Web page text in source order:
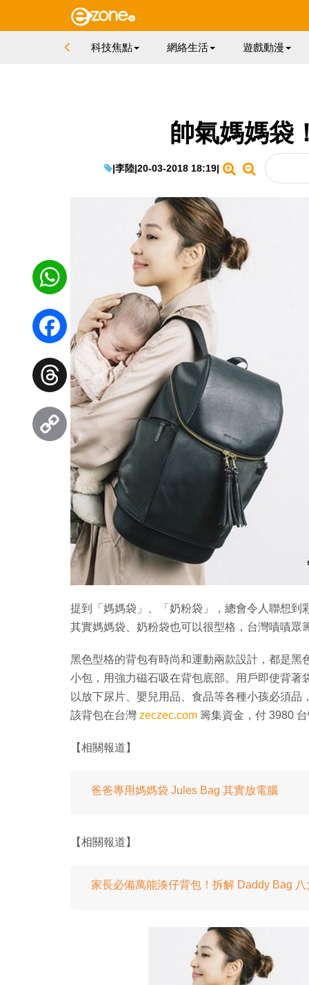
科技焦點 網絡生活 遊戲動漫
帥氣媽媽袋
|李陸|20-03-2018 18:19|
提到「媽媽袋」、「奶粉袋」，總會令人聯想
其實媽媽袋、奶粉袋也可以很型格，台灣嘖嘖
黑色型格的背包有時尚和運動兩款設計，都是
小包，用強力磁石吸在背包底部。用戶即使背
以放下尿片、嬰兒用品、食品等各種小孩必須
該背包在台灣 zeczec.com 籌集資金，付 3980
【相關報道】
爸爸專用媽媽袋 Jules Bag 其實放電腦
【相關報道】
家長必備萬能湊仔背包！拆解 Daddy Bag
WhatsApp
Facebook
Threads
Copy
Link